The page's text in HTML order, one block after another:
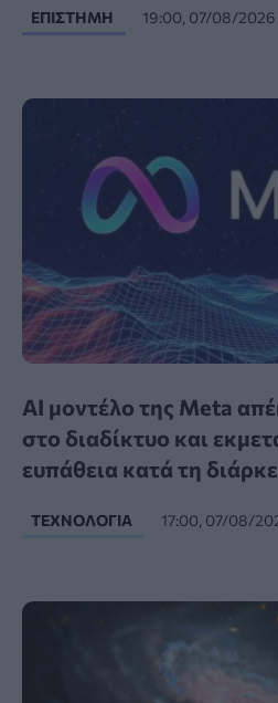
ΕΠΙΣΤΉΜΗ 19:00, 07/08/2026
AI μοντέλο της Meta
στο διαδίκτυο και
ευπάθεια κατά τη
ΤΕΧΝΟΛΟΓΊΑ 17:00, 07/08/